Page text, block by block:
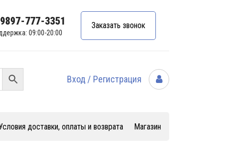
777-3351
09:00-20:00
Заказать звонок
Вход / Регистрация
доставки, оплаты и возврата Магазин